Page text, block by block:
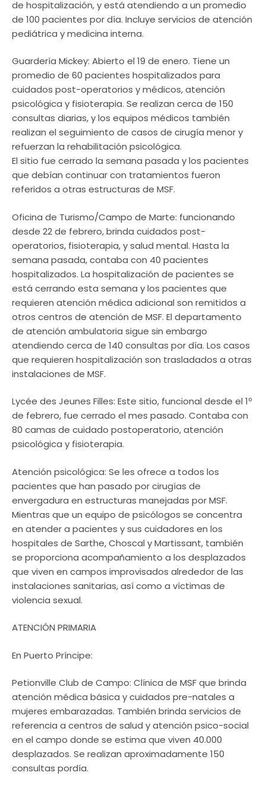
de hospitalización, y está atendiendo a un promedio
de 100 pacientes por día. Incluye servicios de atención
pediátrica y medicina interna.
Guardería Mickey: Abierto el 19 de enero. Tiene un
promedio de 60 pacientes hospitalizados para
cuidados post-operatorios y médicos, atención
psicológica y fisioterapia. Se realizan cerca de 150
consultas diarias, y los equipos médicos también
realizan el seguimiento de casos de cirugía menor y
refuerzan la rehabilitación psicológica.
El sitio fue cerrado la semana pasada y los pacientes
que debían continuar con tratamientos fueron
referidos a otras estructuras de MSF.
Oficina de Turismo/Campo de Marte: funcionando
desde 22 de febrero, brinda cuidados post-
operatorios, fisioterapia, y salud mental. Hasta la
semana pasada, contaba con 40 pacientes
hospitalizados. La hospitalización de pacientes se
está cerrando esta semana y los pacientes que
requieren atención médica adicional son remitidos a
otros centros de atención de MSF. El departamento
de atención ambulatoria sigue sin embargo
atendiendo cerca de 140 consultas por día. Los casos
que requieren hospitalización son trasladados a otras
instalaciones de MSF.
Lycée des Jeunes Filles: Este sitio, funcional desde el 1º
de febrero, fue cerrado el mes pasado. Contaba con
80 camas de cuidado postoperatorio, atención
psicológica y fisioterapia.
Atención psicológica: Se les ofrece a todos los
pacientes que han pasado por cirugías de
envergadura en estructuras manejadas por MSF.
Mientras que un equipo de psicólogos se concentra
en atender a pacientes y sus cuidadores en los
hospitales de Sarthe, Choscal y Martissant, también
se proporciona acompañamiento a los desplazados
que viven en campos improvisados alrededor de las
instalaciones sanitarias, así como a víctimas de
violencia sexual.
ATENCIÓN PRIMARIA
En Puerto Príncipe:
Petionville Club de Campo: Clínica de MSF que brinda
atención médica básica y cuidados pre-natales a
mujeres embarazadas. También brinda servicios de
referencia a centros de salud y atención psico-social
en el campo donde se estima que viven 40.000
desplazados. Se realizan aproximadamente 150
consultas pordía.